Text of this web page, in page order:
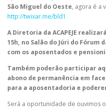
São Miguel do Oeste, agora é a
http://twixar.me/bld1
A Diretoria da ACAPEJE
15h, no Salão do Júri do Fórum
com os aposentados e
Também poderão participar
abono de permanência em
para a aposentadoria e
Será a oportunidade de ouvimos